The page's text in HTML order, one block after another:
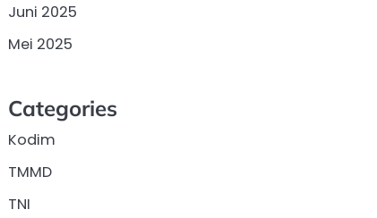
Juni 2025
Mei 2025
Categories
Kodim
TMMD
TNI